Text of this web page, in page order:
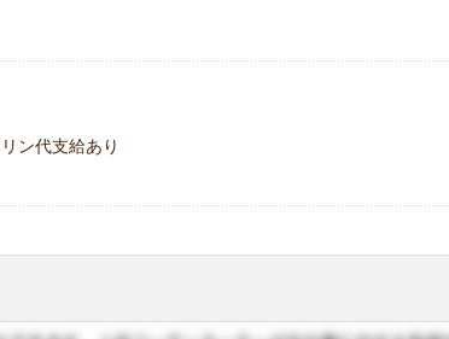
ン代支給あり